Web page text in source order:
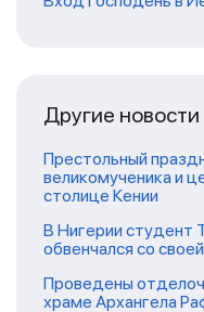
Другие новости
Престольный
великомученика и
столице Кении
В Нигерии студент
обвенчался со
Проведены
храме Архангела